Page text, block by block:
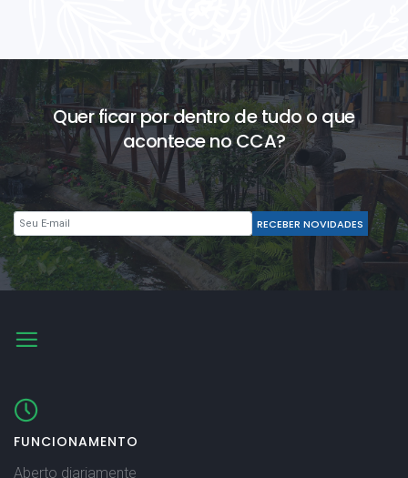
Quer ficar por dentro de tudo o que
acontece no CCA?
FUNCIONAMENTO
Aberto diariamente